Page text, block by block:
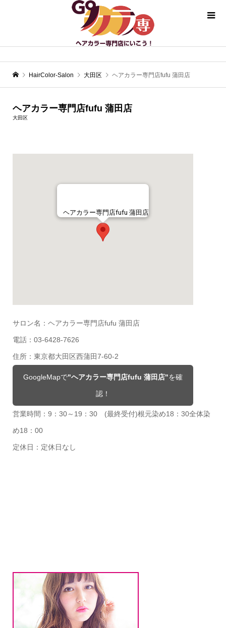
HairColor-Salon 大田区 ヘアカラー専門店fufu 蒲田店
ヘアカラー専門店fufu 蒲田店
大田区
ヘアカラー専門店fufu 蒲田店
サロン名：ヘアカラー専門店fufu 蒲田店
電話：03-6428-7626
住所：東京都大田区西蒲田7-60-2
GoogleMapで"ヘアカラー専門店fufu 蒲田店"を確
認！
営業時間：9：30～19：30 (最終受付)根元染め18：30全体染
め18：00
定休日：定休日なし